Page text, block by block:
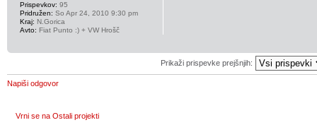
Prispevkov: 95
Pridružen: So Apr 24, 2010 9:30 pm
Kraj: N.Gorica
Avto: Fiat Punto :) + VW Hrošč
Prikaži prispevke prejšnjih:
Napiši odgovor
Vrni se na Ostali projekti